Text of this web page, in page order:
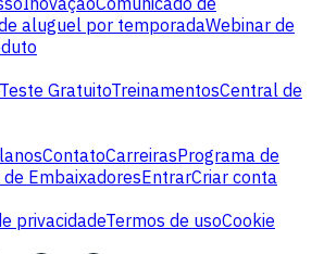
aluguel por temporadaWebinar de
Teste GratuitoTreinamentosCentral de
ContatoCarreirasPrograma de
EmbaixadoresEntrarCriar conta
privacidadeTermos de usoCookie